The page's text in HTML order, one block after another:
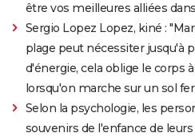
être vos meilleures alliées
Sergio Lopez Lopez, kiné :
plage peut nécessiter jusqu'à
d'énergie, cela oblige le corps
lorsqu'on marche sur un sol
Selon la psychologie, les
souvenirs de l'enfance de